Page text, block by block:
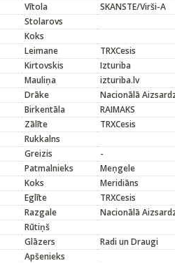
Vītola
SKANSTE/Virši-A
Stolarovs
Koks
Leimane
TRXCesis
Kirtovskis
Izturiba
Mauliņa
izturiba.lv
Drāke
Nacionālā
Birkentāla
RAIMAKS
Zālīte
TRXCesis
Rukkalns
Greizis
-
Patmalnieks
Meņgele
Koks
Meridiāns
Eglīte
TRXCesis
Razgale
Nacionālā
Rūtiņš
Glāzers
Radi un Draugi
Apšenieks